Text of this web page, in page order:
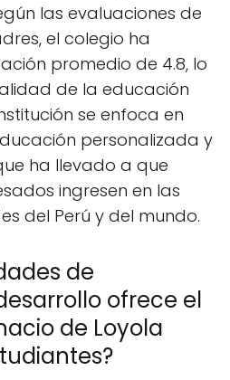
las evaluaciones de
el colegio ha
promedio de 4.8, lo
de la educación
se enfoca en
personalizada y
ha llevado a que
ingresen en las
del Perú y del mundo.
de
ofrece el
de Loyola